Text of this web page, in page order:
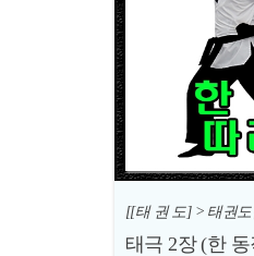
[[태 권 도] > 태권
태극 2장 (한